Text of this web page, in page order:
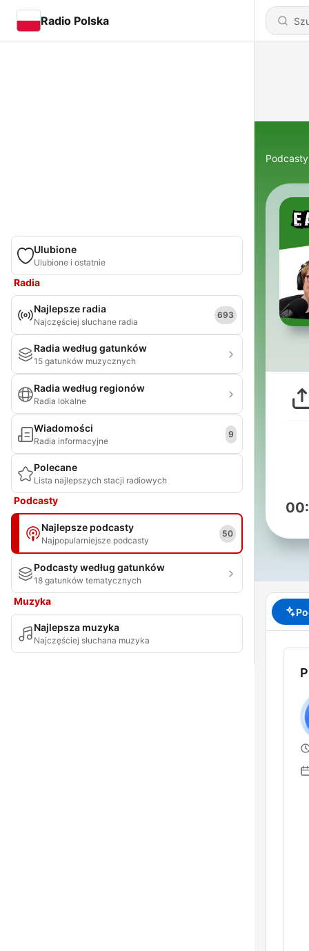
Radio Polska
Ulubione
Ulubione i ostatnie
Radia
Najlepsze radia
Najczęściej słuchane radia
693
Radia według gatunków
15 gatunków muzycznych
Radia według regionów
Radia lokalne
Wiadomości
Radia informacyjne
9
Polecane
Lista najlepszych stacji radiowych
Podcasty
Najlepsze podcasty
Najpopularniejsze podcasty
50
Podcasty według gatunków
18 gatunków tematycznych
Muzyka
Najlepsza muzyka
Najczęściej słuchana muzyka
Podcasty